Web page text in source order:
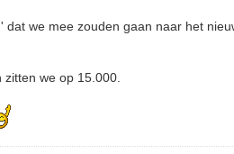
we mee zouden gaan naar het
we op 15.000.